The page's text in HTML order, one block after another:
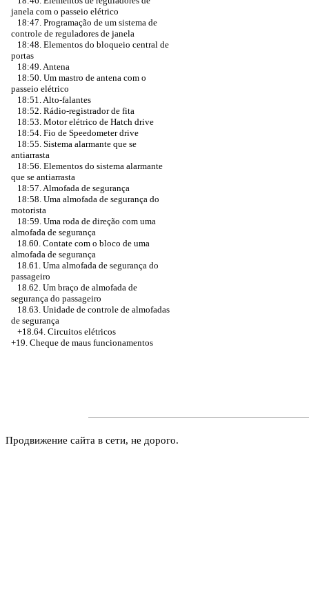
janela com o passeio elétrico
18:47. Programação de um sistema de
controle de reguladores de janela
18:48. Elementos do bloqueio central de
portas
18:49. Antena
18:50. Um mastro de antena com o
passeio elétrico
18:51. Alto-falantes
18:52. Rádio-registrador de fita
18:53. Motor elétrico de Hatch drive
18:54. Fio de Speedometer drive
18:55. Sistema alarmante que se
antiarrasta
18:56. Elementos do sistema alarmante
que se antiarrasta
18:57. Almofada de segurança
18:58. Uma almofada de segurança do
motorista
18:59. Uma roda de direção com uma
almofada de segurança
18.60. Contate com o bloco de uma
almofada de segurança
18.61. Uma almofada de segurança do
passageiro
18.62. Um braço de almofada de
segurança do passageiro
18.63. Unidade de controle de almofadas
de segurança
+18.64. Circuitos elétricos
+19. Cheque de maus funcionamentos
Продвижение сайта в сети, не дорого.